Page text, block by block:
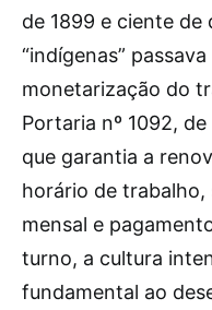
de 1899 e ciente de
“indígenas”
monetarização do
Portaria nº 1092,
que garantia a
horário de trabalho,
mensal e
turno, a cultura
fundamental ao